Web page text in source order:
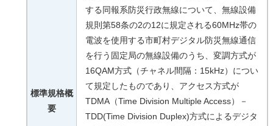
標準規格概
要
する同報系防災行政無線について、無線設備
規則第58条の2の12に規定される60MHz帯の
電波を使用する市町村デジタル防災無線通信
を行う固定局の無線設備のうち、変調方式が
16QAM方式（チャネル間隔：15kHz）につい
て規定したものであり、アクセス方式が
TDMA（Time Division Multiple Access）－
TDD(Time Division Duplex)方式によるデジタ